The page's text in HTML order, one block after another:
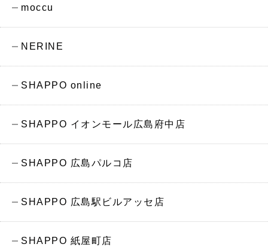
moccu
NERINE
SHAPPO online
SHAPPO イオンモール広島府中店
SHAPPO 広島パルコ店
SHAPPO 広島駅ビルアッセ店
SHAPPO 紙屋町店